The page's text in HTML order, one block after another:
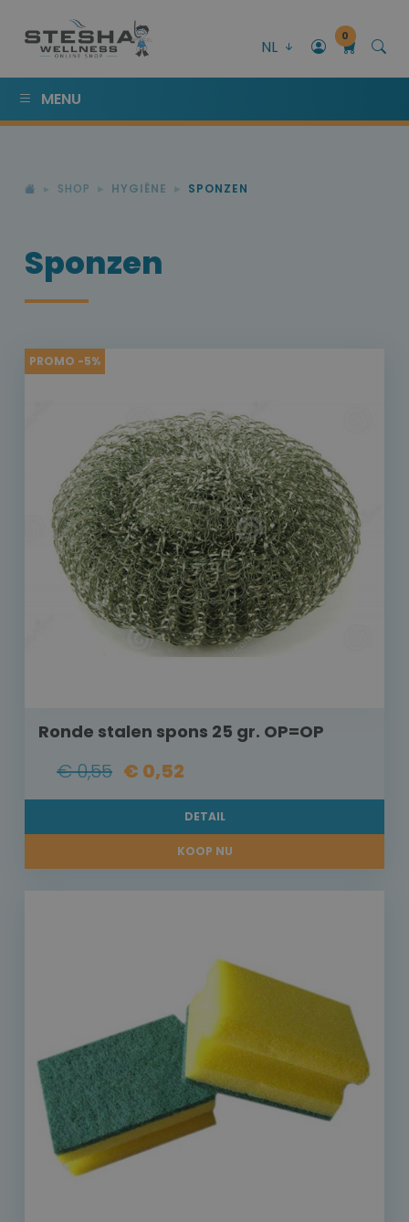
NL
0
MENU
SHOP HYGIËNE SPONZEN
Sponzen
PROMO -5%
Ronde stalen spons 25 gr. OP=OP
€ 0,55 € 0,52
DETAIL
KOOP NU